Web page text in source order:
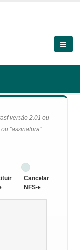
versão 2.01 ou
"assinatura".
Cancelar
NFS-e